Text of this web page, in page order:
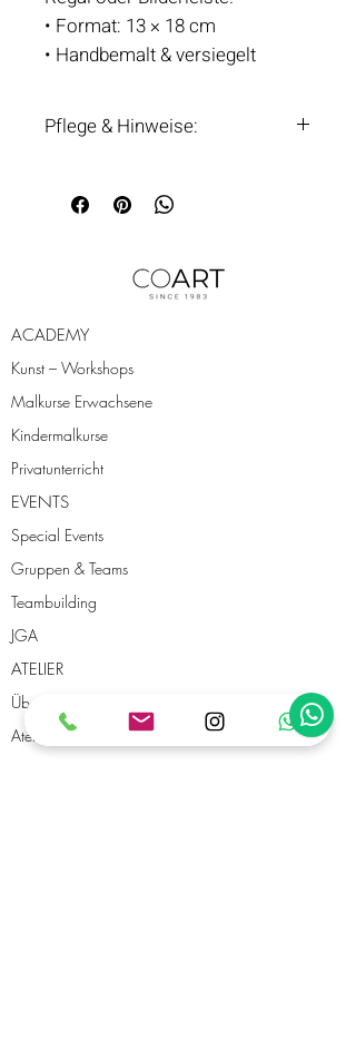
• Format: 13 × 18 cm
• Handbemalt & versiegelt
Pflege & Hinweise:
Sonneneinstrahlung schützen.
ACADEMY
Kunst – Workshops
Malkurse Erwachsene
Kindermalkurse
Privatunterricht
EVENTS
Special Events
Gruppen & Teams
Teambuilding
JGA
ATELIER
Über uns
Atelierplätze mieten